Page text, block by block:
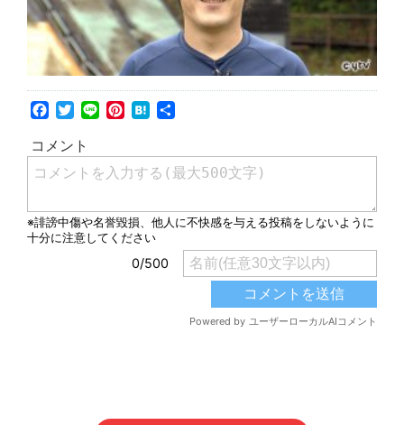
Facebook
Twitter
LinePinterest
Hatena
共